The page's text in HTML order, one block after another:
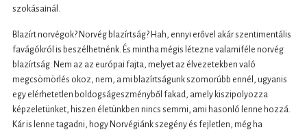
szokásainál.
Blazírt norvégok? Norvég blazírtság? Hah, ennyi erővel akár szentimentális
favágókról is beszélhetnénk. És mintha mégis létezne valamiféle norvég
blazírtság. Nem az az európai fajta, melyet az élvezetekben való
megcsömörlés okoz, nem, a mi blazírtságunk szomorúbb ennél, ugyanis
egy elérhetetlen boldogságeszményből fakad, amely kiszipolyozza
képzeletünket, hiszen életünkben nincs semmi, ami hasonló lenne hozzá.
Kár is lenne tagadni, hogy Norvégiánk szegény és fejletlen, még ha